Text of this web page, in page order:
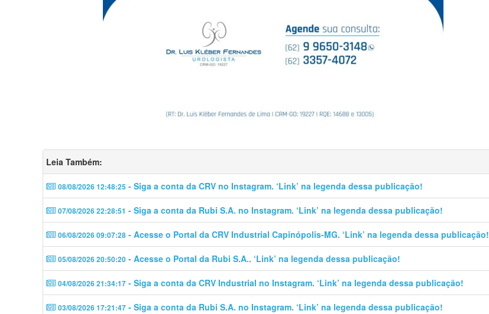
Leia Também:
08/08/2026 12:48:25 - Siga a conta da CRV no Instagram. ‘Link’ na legenda dessa publicação!
07/08/2026 22:28:51 - Siga a conta da Rubi S.A. no Instagram. ‘Link’ na legenda dessa publicação!
06/08/2026 09:07:28 - Acesse o Portal da CRV Industrial Capinópolis-MG. ‘Link’ na legenda dessa publicação!
05/08/2026 20:50:20 - Acesse o Portal da Rubi S.A.. ‘Link’ na legenda dessa publicação!
04/08/2026 21:34:17 - Siga a conta da CRV Industrial no Instagram. ‘Link’ na legenda dessa publicação!
03/08/2026 17:21:47 - Siga a conta da Rubi S.A. no Instagram. ‘Link’ na legenda dessa publicação!